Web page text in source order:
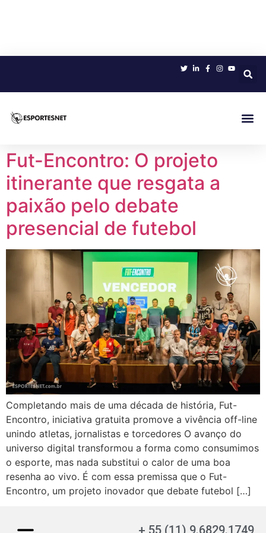
Fut-Encontro: O projeto
itinerante que resgata a
paixão pelo debate
presencial de futebol
Completando mais de uma década de história, Fut-
Encontro, iniciativa gratuita promove a vivência off-line
unindo atletas, jornalistas e torcedores O avanço do
universo digital transformou a forma como consumimos
o esporte, mas nada substitui o calor de uma boa
resenha ao vivo. É com essa premissa que o Fut-
Encontro, um projeto inovador que debate futebol […]
+ 55 (11) 9.6829.1749